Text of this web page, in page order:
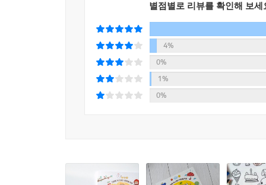
코너예요. 예를 들어, 주제가 문어와 오징어라면
채색 방식, 사람의 표정, 헤어스타일 등 일부
제공해서 그림 실력을 높여 준답니다.
별점별로 리뷰를 확인해 보세
4%
0%
1%
0%